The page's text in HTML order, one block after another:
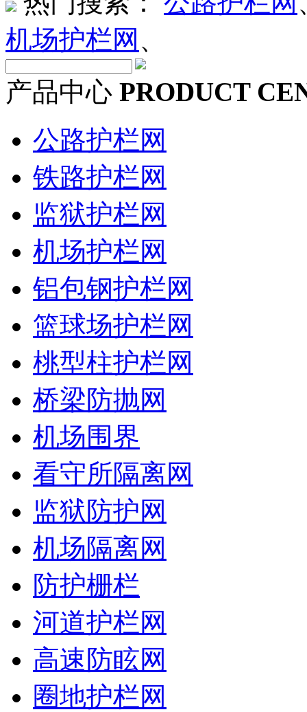
机场护栏网 、
产品中心 PRODUCT
公路护栏网
铁路护栏网
监狱护栏网
机场护栏网
铝包钢护栏网
篮球场护栏网
桃型柱护栏网
桥梁防抛网
机场围界
看守所隔离网
监狱防护网
机场隔离网
防护栅栏
河道护栏网
高速防眩网
圈地护栏网